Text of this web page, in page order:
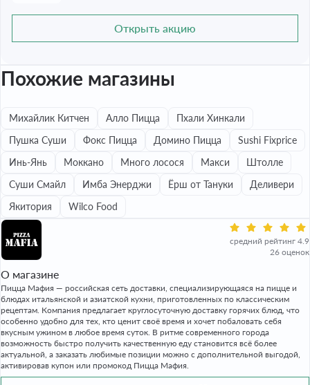
Открыть акцию
Похожие магазины
Михайлик Китчен Алло Пицца
Пхали Хинкали
Пушка Суши
Фокс Пицца Домино Пицца
Sushi Fixprice
Инь-Янь
Моккано Много лосося Макси
Штолле
Суши Смайл
Имба Энерджи Ёрш от Тануки
Деливери
Якитория
Wilco Food
средний рейтинг 4.9
26 оценок
О магазине
Пицца Мафия — российская сеть доставки, специализирующаяся на пицце и
блюдах итальянской и азиатской кухни, приготовленных по классическим
рецептам. Компания предлагает круглосуточную доставку горячих блюд, что
особенно удобно для тех, кто ценит своё время и хочет побаловать себя
вкусным ужином в любое время суток. В ритме современного города
возможность быстро получить качественную еду становится всё более
актуальной, а заказать любимые позиции можно с дополнительной выгодой,
активировав купон или промокод Пицца Мафия.